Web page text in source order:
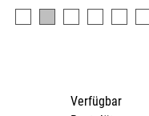
Verfügbar